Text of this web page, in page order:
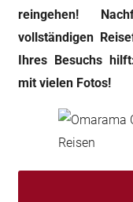
reingehen!
vollständigen
Ihres Besuchs
mit vielen Fotos!